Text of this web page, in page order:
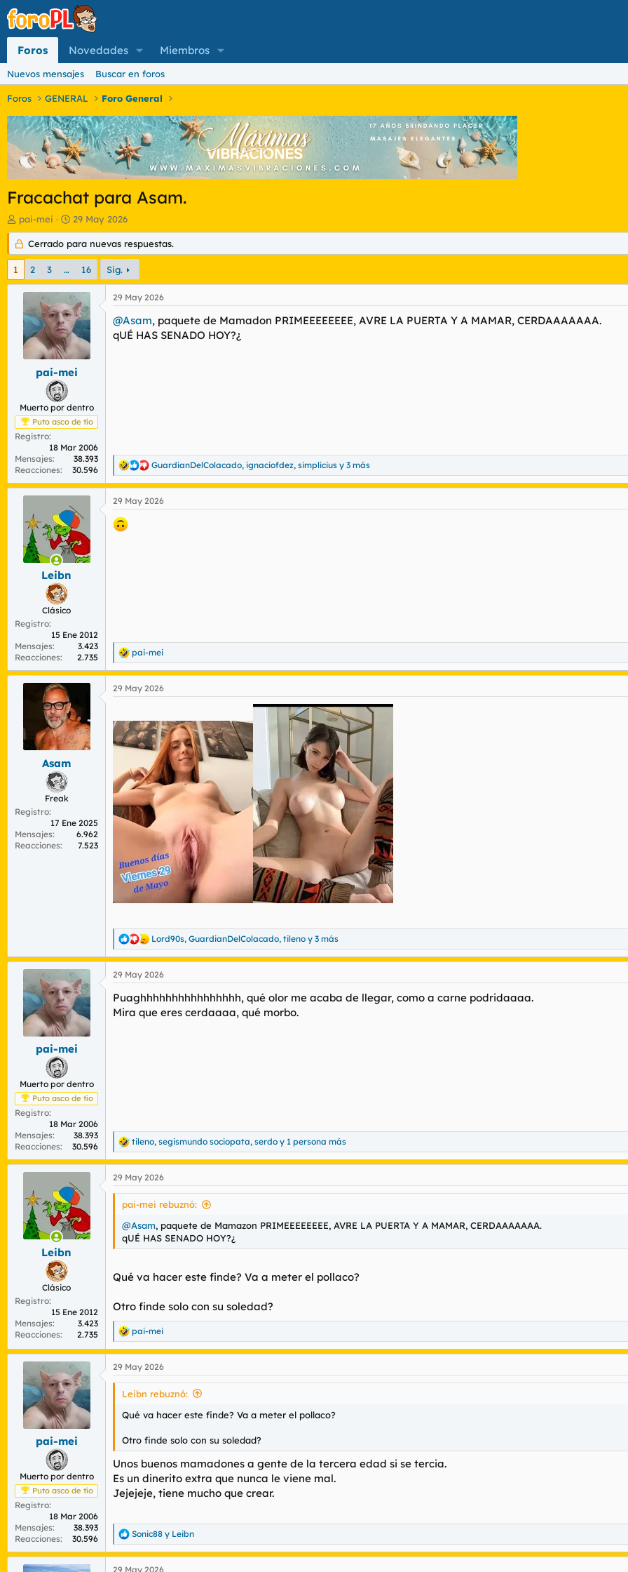
Foros Novedades Miembros
Nuevos mensajes Buscar en foros
Foros GENERAL Foro General
Fracachat para Asam.
I
n
i
c
a
d
d
e
a
pai-mei
F
e
c
h
d
e
i
n
i
c
i
o
29 May 2026
Cerrado para nuevas respuestas.
1 2 3 … 16 Sig.
pai-mei
Muerto por dentro
Puto asco de tío
Registro
18 Mar 2006
Mensajes
38.393
Reacciones
30.596
29 May 2026
@Asam, paquete de Mamadon PRIMEEEEEEEE, AVRE LA PUERTA Y A MAMAR, CERDAAAAAAA.
qUÉ HAS SENADO HOY?¿
R
e
a
c
c
i
GuardianDelColacado, ignaciofdez, simplicius y 3 más
Leibn
Clásico
Registro
15 Ene 2012
Mensajes
3.423
Reacciones
2.735
29 May 2026
R
e
a
c
o
n
e
pai-mei
Asam
Freak
Registro
17 Ene 2025
Mensajes
6.962
Reacciones
7.523
29 May 2026
R
e
a
c
i
o
Lord90s, GuardianDelColacado, tileno y 3 más
pai-mei
Muerto por dentro
Puto asco de tío
Registro
18 Mar 2006
Mensajes
38.393
Reacciones
30.596
29 May 2026
Puaghhhhhhhhhhhhhhhh, qué olor me acaba de llegar, como a carne podridaaaa.
Mira que eres cerdaaaa, qué morbo.
R
e
a
c
c
n
e
s
tileno, segismundo sociopata, serdo y 1 persona más
Leibn
Clásico
Registro
15 Ene 2012
Mensajes
3.423
Reacciones
2.735
29 May 2026
pai-mei rebuznó:
@Asam, paquete de Mamazon PRIMEEEEEEEE, AVRE LA PUERTA Y A MAMAR, CERDAAAAAAA.
qUÉ HAS SENADO HOY?¿
Qué va hacer este finde? Va a meter el pollaco?
Otro finde solo con su soledad?
R
e
a
c
c
n
pai-mei
pai-mei
Muerto por dentro
Puto asco de tío
Registro
18 Mar 2006
Mensajes
38.393
Reacciones
30.596
29 May 2026
Leibn rebuznó:
Qué va hacer este finde? Va a meter el pollaco?
Otro finde solo con su soledad?
Unos buenos mamadones a gente de la tercera edad si se tercia.
Es un dinerito extra que nunca le viene mal.
Jejejeje, tiene mucho que crear.
R
e
a
Sonic88 y Leibn
29 May 2026